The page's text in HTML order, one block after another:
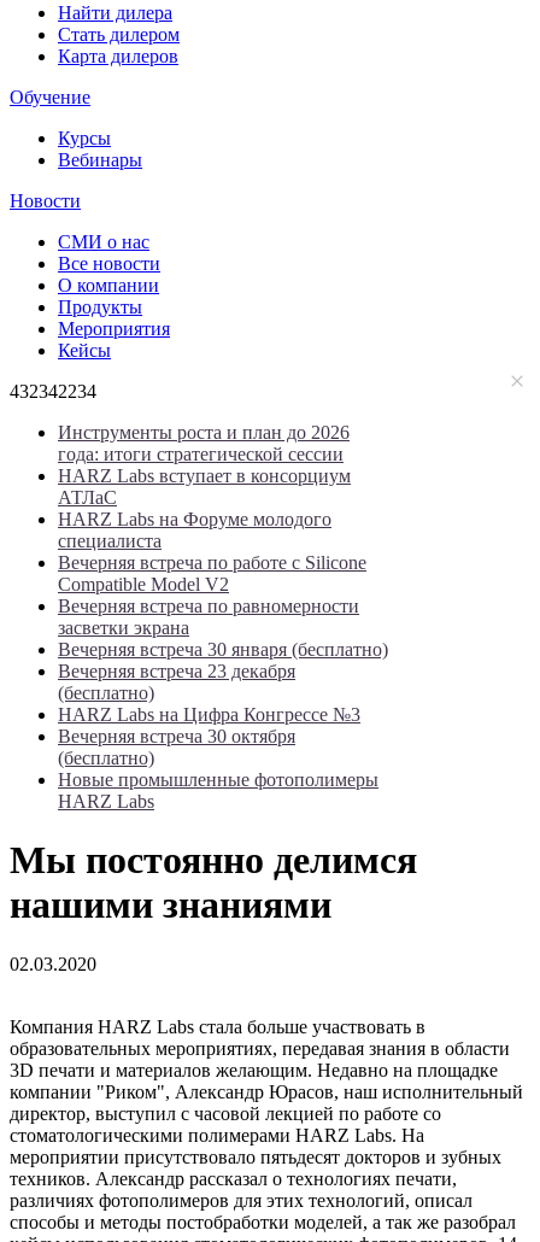
Найти дилера
Cтать дилером
Карта дилеров
Обучение
Курсы
Вебинары
Новости
СМИ о нас
Все новости
О компании
Продукты
Мероприятия
Кейсы
432342234
Инструменты роста и план до 2026
года: итоги стратегической сессии
HARZ Labs вступает в консорциум
АТЛаС
HARZ Labs на Форуме молодого
специалиста
Вечерняя встреча по работе с Silicone
Compatible Model V2
Вечерняя встреча по равномерности
засветки экрана
Вечерняя встреча 30 января (бесплатно)
Вечерняя встреча 23 декабря
(бесплатно)
HARZ Labs на Цифра Конгрессе №3
Вечерняя встреча 30 октября
(бесплатно)
Новые промышленные фотополимеры
HARZ Labs
Мы постоянно делимся
нашими знаниями
02.03.2020
Компания HARZ Labs стала больше участвовать в
образовательных мероприятиях, передавая знания в области
3D печати и материалов желающим. Недавно на площадке
компании "Риком", Александр Юрасов, наш исполнительный
директор, выступил с часовой лекцией по работе со
стоматологическими полимерами HARZ Labs. На
мероприятии присутствовало пятьдесят докторов и зубных
техников. Александр рассказал о технологиях печати,
различиях фотополимеров для этих технологий, описал
способы и методы постобработки моделей, а так же разобрал